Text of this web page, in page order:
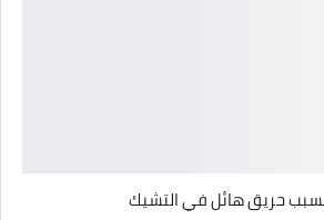
حريق هائل في التشيك